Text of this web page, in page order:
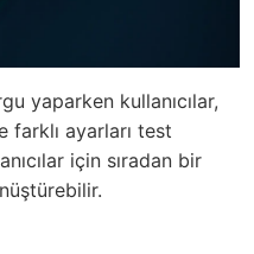
yaparken kullanıcılar,
farklı ayarları test
için sıradan bir